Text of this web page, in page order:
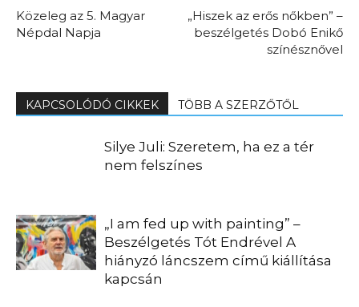
Közeleg az 5. Magyar
Népdal Napja
„Hiszek az erős nőkben” –
beszélgetés Dobó Enikő
színésznővel
KAPCSOLÓDÓ CIKKEK TÖBB A SZERZŐTŐL
Silye Juli: Szeretem, ha ez a tér
nem felszínes
„I am fed up with painting” –
Beszélgetés Tót Endrével A
hiányzó láncszem című kiállítása
kapcsán